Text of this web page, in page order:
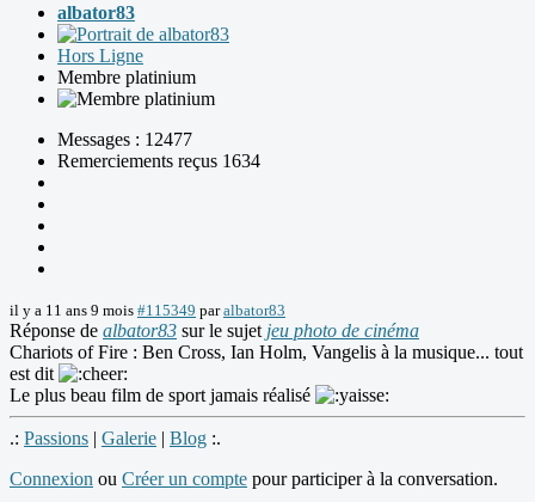
albator83
Hors Ligne
Membre platinium
Messages : 12477
Remerciements reçus 1634
il y a 11 ans 9 mois #115349 paralbator83
Réponse de albator83 sur le sujet jeu photo de cinéma
Chariots of Fire : Ben Cross, Ian Holm, Vangelis à la musique... tout
est dit
Le plus beau film de sport jamais réalisé
.: Passions | Galerie | Blog :.
Connexion ou Créer un compte pour participer à la conversation.